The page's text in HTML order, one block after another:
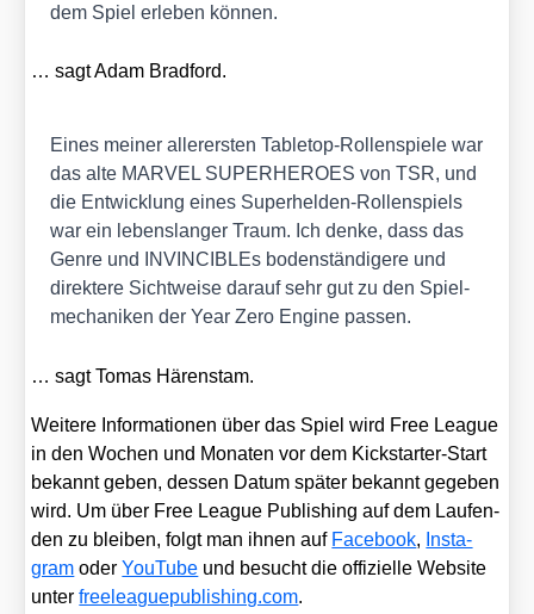
dem Spiel erle­ben kön­nen.
… sagt Adam Brad­ford.
Eines mei­ner aller­ers­ten Table­top-Rol­len­spie­le war
das alte MARVEL SUPERHEROES von TSR, und
die Ent­wick­lung eines Super­hel­den-Rol­len­spiels
war ein lebens­lan­ger Traum. Ich den­ke, dass das
Gen­re und INVIN­CI­BLEs boden­stän­di­ge­re und
direk­te­re Sicht­wei­se dar­auf sehr gut zu den Spiel­
me­cha­ni­ken der Year Zero Engi­ne pas­sen.
… sagt Tomas Hären­s­tam.
Wei­te­re Infor­ma­tio­nen über das Spiel wird Free League
in den Wochen und Mona­ten vor dem Kick­star­ter-Start
bekannt geben, des­sen Datum spä­ter bekannt gege­ben
wird. Um über Free League Publi­shing auf dem Lau­fen­
den zu blei­ben, folgt man ihnen auf Face­book, Insta­
gram oderYou­Tube und besucht die offi­zi­el­le Web­site
unterfree​le​ague​pu​bli​shing​.com.